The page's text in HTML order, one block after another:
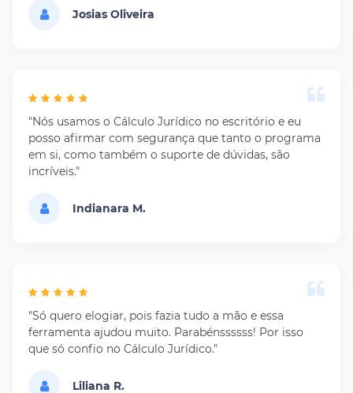
Josias Oliveira
"Nós usamos o Cálculo Jurídico no escritório e eu
posso afirmar com segurança que tanto o programa
em si, como também o suporte de dúvidas, são
incríveis."
Indianara M.
"Só quero elogiar, pois fazia tudo a mão e essa
ferramenta ajudou muito. Parabénssssss! Por isso
que só confio no Cálculo Jurídico."
Liliana R.